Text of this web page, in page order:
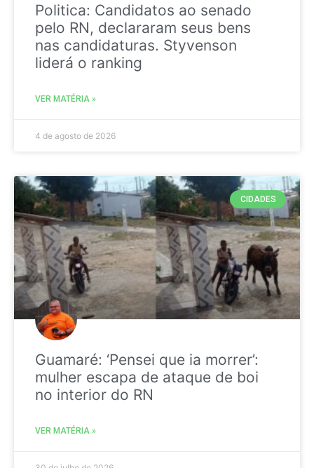
Politica: Candidatos ao senado
pelo RN, declararam seus bens
nas candidaturas. Styvenson
liderá o ranking
VER MATÉRIA »
4 de agosto de 2026
CIDADES
Guamaré: ‘Pensei que ia morrer’:
mulher escapa de ataque de boi
no interior do RN
VER MATÉRIA »